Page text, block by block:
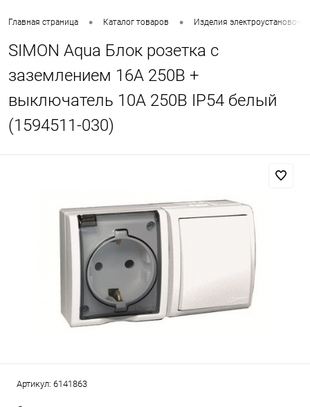
Главная страница • Каталог товаров • Изделия
SIMON Aqua Блок розетка с
заземлением 16А 250В +
выключатель 10А 250В IP54 белый
(1594511-030)
Артикул: 6141863